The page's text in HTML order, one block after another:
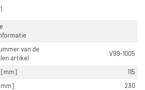
van de
artikel
V99-1005
115
230